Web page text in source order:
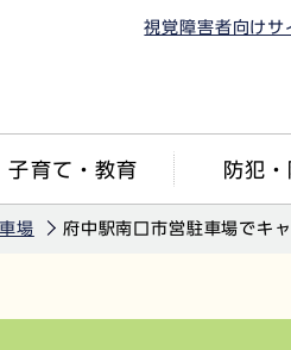
視覚障害者向けサ
子育て・教育 防犯・
場 府中駅南口市営駐車場でキ